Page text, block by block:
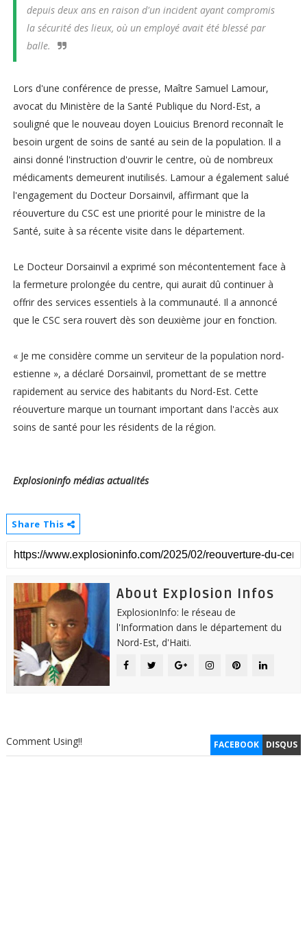
depuis deux ans en raison d'un incident ayant compromis
la sécurité des lieux, où un employé avait été blessé par
balle.
Lors d'une conférence de presse, Maître Samuel Lamour,
avocat du Ministère de la Santé Publique du Nord-Est, a
souligné que le nouveau doyen Louicius Brenord reconnaît le
besoin urgent de soins de santé au sein de la population. Il a
ainsi donné l'instruction d'ouvrir le centre, où de nombreux
médicaments demeurent inutilisés. Lamour a également salué
l'engagement du Docteur Dorsainvil, affirmant que la
réouverture du CSC est une priorité pour le ministre de la
Santé, suite à sa récente visite dans le département.
Le Docteur Dorsainvil a exprimé son mécontentement face à
la fermeture prolongée du centre, qui aurait dû continuer à
offrir des services essentiels à la communauté. Il a annoncé
que le CSC sera rouvert dès son deuxième jour en fonction.
« Je me considère comme un serviteur de la population nord-
estienne », a déclaré Dorsainvil, promettant de se mettre
rapidement au service des habitants du Nord-Est. Cette
réouverture marque un tournant important dans l'accès aux
soins de santé pour les résidents de la région.
Explosioninfo médias actualités
Share This
About Explosion Infos
ExplosionInfo: le réseau de
l'Information dans le département du
Nord-Est, d'Haiti.
FACEBOOK DISQUS
Comment Using!!